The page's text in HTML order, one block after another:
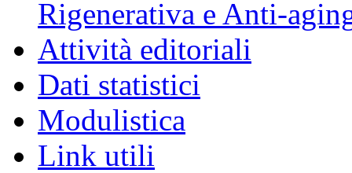
Rigenerativa e Anti-
Attività editoriali
Dati statistici
Modulistica
Link utili